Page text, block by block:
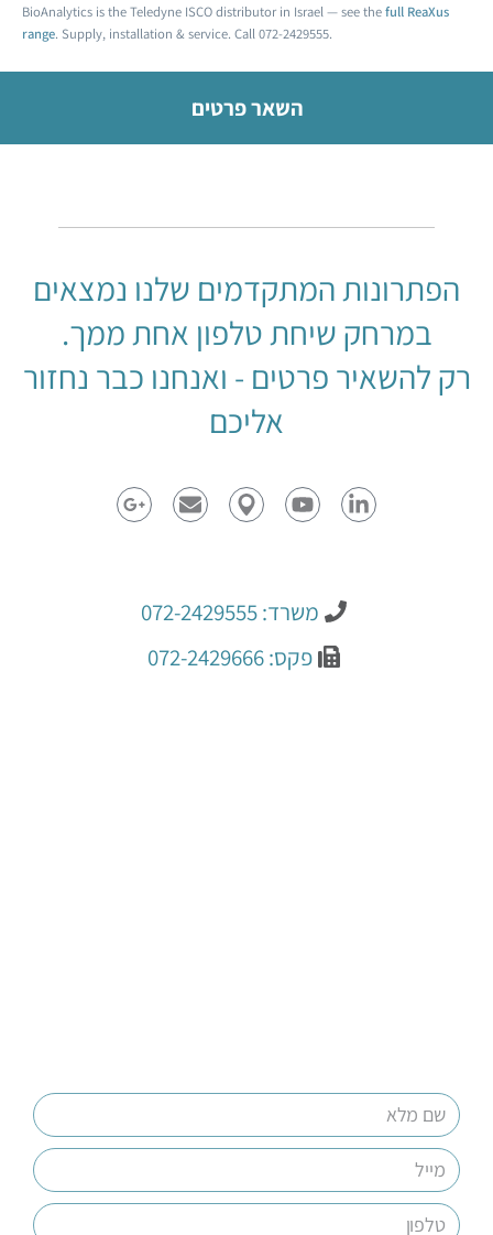
BioAnalytics is the Teledyne ISCO distributor in Israel — see thefull ReaXus
range. Supply, installation & service. Call 072-2429555.
השאר פרטים
הפתרונות המתקדמים שלנו נמצאים
במרחק שיחת טלפון אחת ממך.
רק להשאיר פרטים - ואנחנו כבר נחזור
אליכם
משרד: 072-2429555
פקס: 072-2429666